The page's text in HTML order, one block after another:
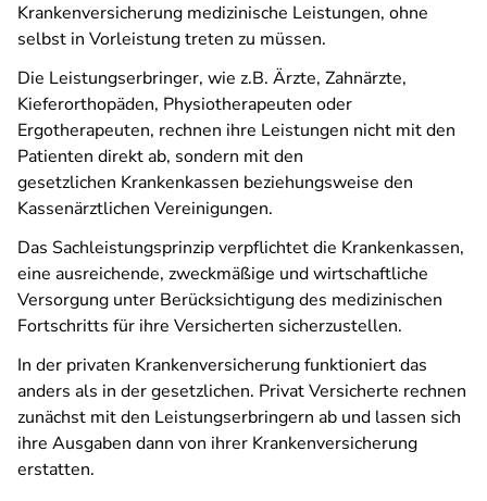
Krankenversicherung medizinische Leistungen, ohne
selbst in Vorleistung treten zu müssen.
Die Leistungserbringer, wie z.B. Ärzte, Zahnärzte,
Kieferorthopäden, Physiotherapeuten oder
Ergotherapeuten, rechnen ihre Leistungen nicht mit den
Patienten direkt ab, sondern mit den
gesetzlichen Krankenkassen beziehungsweise den
Kassenärztlichen Vereinigungen.
Das Sachleistungsprinzip verpflichtet die Krankenkassen,
eine ausreichende, zweckmäßige und wirtschaftliche
Versorgung unter Berücksichtigung des medizinischen
Fortschritts für ihre Versicherten sicherzustellen.
In der privaten Krankenversicherung funktioniert das
anders als in der gesetzlichen. Privat Versicherte rechnen
zunächst mit den Leistungserbringern ab und lassen sich
ihre Ausgaben dann von ihrer Krankenversicherung
erstatten.